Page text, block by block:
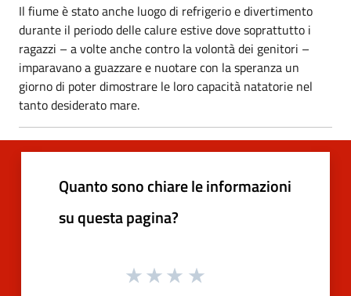
Il fiume è stato anche luogo di refrigerio e divertimento
durante il periodo delle calure estive dove soprattutto i
ragazzi – a volte anche contro la volontà dei genitori –
imparavano a guazzare e nuotare con la speranza un
giorno di poter dimostrare le loro capacità natatorie nel
tanto desiderato mare.
Quanto sono chiare le informazioni
su questa pagina?